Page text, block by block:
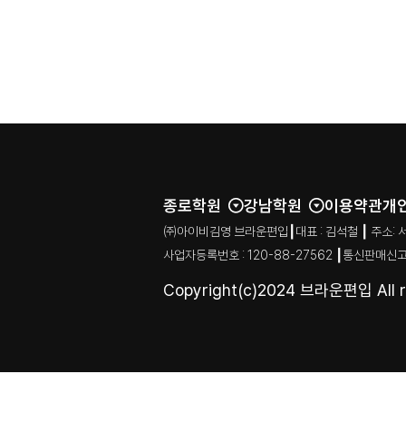
종로학원 강남학원 이용약관개
㈜아이비김영 브라운편입┃대표 : 김석철 ┃ 주
사업자등록번호 : 120-88-27562 ┃통신판매신
Copyright(c)2024 브라운편입